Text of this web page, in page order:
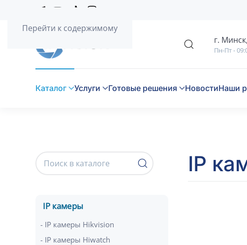
Перейти к содержимому
г.
Пн-Пт -
Каталог Услуги Готовые решения НовостиНаши
IP камеры
IP камеры Hikvision
IP камеры Hiwatch
IP